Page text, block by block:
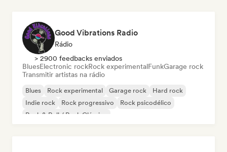
Good Vibrations Radio
Rádio
> 2900 feedbacks enviados
BluesElectronic rockRock experimentalFunkGarage rock
Transmitir artistas na rádio
Blues Rock experimental Garage rock
Hard rock
Indie rock
Rock progressivo
Rock psicodélico
Rock & Roll / Rock Clássico